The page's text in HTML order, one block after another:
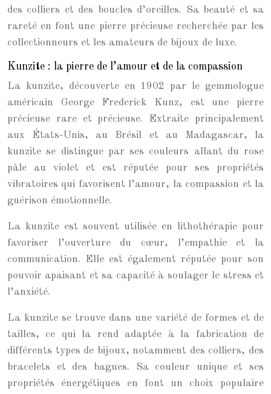
des colliers et des boucles d’oreilles. Sa beauté et sa
rareté en font une pierre précieuse recherchée par les
collectionneurs et les amateurs de bijoux de luxe.
Kunzite : la pierre de l’amour et de la compassion
La kunzite, découverte en 1902 par le gemmologue
américain George Frederick Kunz, est une pierre
précieuse rare et précieuse. Extraite principalement
aux États-Unis, au Brésil et au Madagascar, la
kunzite se distingue par ses couleurs allant du rose
pâle au violet et est réputée pour ses propriétés
vibratoires qui favorisent l’amour, la compassion et la
guérison émotionnelle.
La kunzite est souvent utilisée en lithothérapie pour
favoriser l’ouverture du cœur, l’empathie et la
communication. Elle est également réputée pour son
pouvoir apaisant et sa capacité à soulager le stress et
l’anxiété.
La kunzite se trouve dans une variété de formes et de
tailles, ce qui la rend adaptée à la fabrication de
différents types de bijoux, notamment des colliers, des
bracelets et des bagues. Sa couleur unique et ses
propriétés énergétiques en font un choix populaire